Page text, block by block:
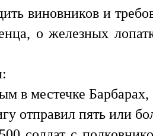
виновников и
о железных
в местечке Барбарах,
отправил пять или